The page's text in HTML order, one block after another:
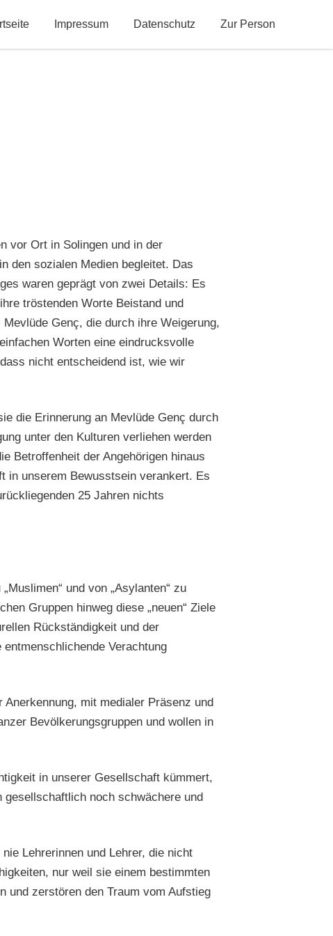
Impressum Datenschutz Zur Person
vor Ort in Solingen und in der
den sozialen Medien begleitet. Das
waren geprägt von zwei Details: Es
tröstenden Worte Beistand und
Genç, die durch ihre Weigerung,
Worten eine eindrucksvolle
nicht entscheidend ist, wie wir
die Erinnerung an Mevlüde Genç durch
unter den Kulturen verliehen werden
Betroffenheit der Angehörigen hinaus
in unserem Bewusstsein verankert. Es
25 Jahren nichts
und von „Asylanten“ zu
Gruppen hinweg diese „neuen“ Ziele
Rückständigkeit und der
Verachtung
mit medialer Präsenz und
Bevölkerungsgruppen und wollen in
in unserer Gesellschaft kümmert,
noch schwächere und
Lehrerinnen und Lehrer, die nicht
nur weil sie einem bestimmten
und zerstören den Traum vom Aufstieg